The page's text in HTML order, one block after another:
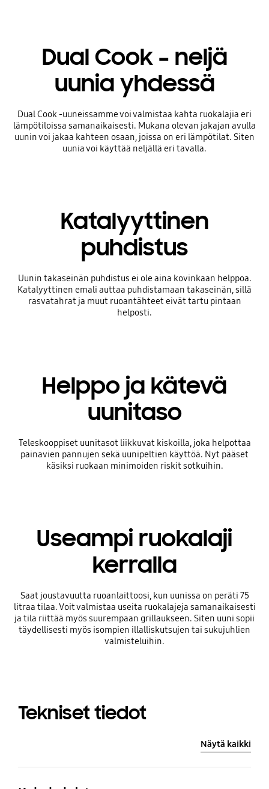
Dual Cook – neljä
uunia yhdessä
Dual Cook -uuneissamme voi valmistaa kahta ruokalajia eri
lämpötiloissa samanaikaisesti. Mukana olevan jakajan avulla
uunin voi jakaa kahteen osaan, joissa on eri lämpötilat. Siten
uunia voi käyttää neljällä eri tavalla.
Katalyyttinen
puhdistus
Uunin takaseinän puhdistus ei ole aina kovinkaan helppoa.
Katalyyttinen emali auttaa puhdistamaan takaseinän, sillä
rasvatahrat ja muut ruoantähteet eivät tartu pintaan
helposti.
Helppo ja kätevä
uunitaso
Teleskooppiset uunitasot liikkuvat kiskoilla, joka helpottaa
painavien pannujen sekä uunipeltien käyttöä. Nyt pääset
käsiksi ruokaan minimoiden riskit sotkuihin.
Useampi ruokalaji
kerralla
Saat joustavuutta ruoanlaittoosi, kun uunissa on peräti 75
litraa tilaa. Voit valmistaa useita ruokalajeja samanaikaisesti
ja tila riittää myös suurempaan grillaukseen. Siten uuni sopii
täydellisesti myös isompien illalliskutsujen tai sukujuhlien
valmisteluihin.
Tekniset tiedot
Näytä kaikki